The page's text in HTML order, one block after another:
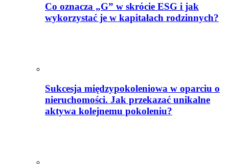
Co oznacza „G” w skrócie ESG i jak
wykorzystać je w kapitałach rodzinnych?
Sukcesja międzypokoleniowa w oparciu o
nieruchomości. Jak przekazać unikalne
aktywa kolejnemu pokoleniu?